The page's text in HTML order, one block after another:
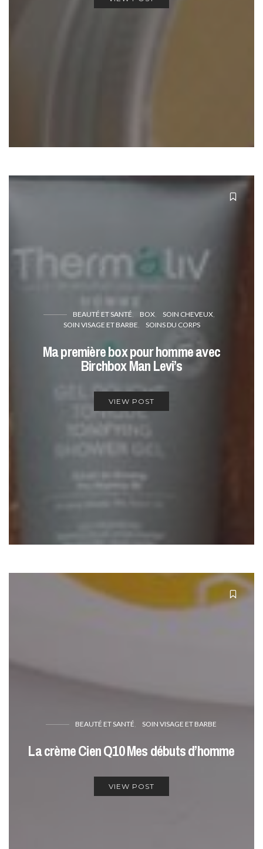
BEAUTÉ ET SANTÉ BOX
SOIN CHEVEUX
SOIN VISAGE ET BARBE
SOINS DU CORPS
Ma première box pour homme avec
Birchbox Man Levi’s
VIEW POST
BEAUTÉ ET SANTÉ SOIN VISAGE ET BARBE
La crème Cien Q10 Mes débuts d’homme
VIEW POST